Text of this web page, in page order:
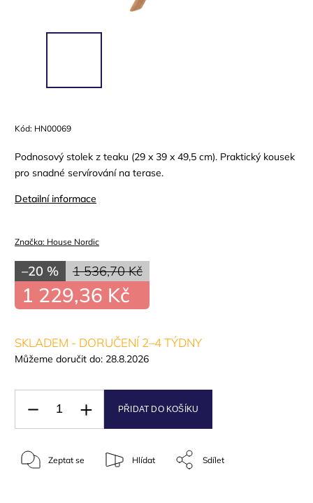
Kód: HN00069
Podnosový stolek z teaku (29 x 39 x 49,5 cm). Praktický kousek
pro snadné servírování na terase.
Detailní informace
Značka: House Nordic
1 536,70 Kč
–20 %
1 229,36 Kč
SKLADEM - DORUČENÍ 2–4 TÝDNY
Můžeme doručit do: 28.8.2026
PŘIDAT DO KOŠÍKU
Zeptat se Hlídat Sdílet